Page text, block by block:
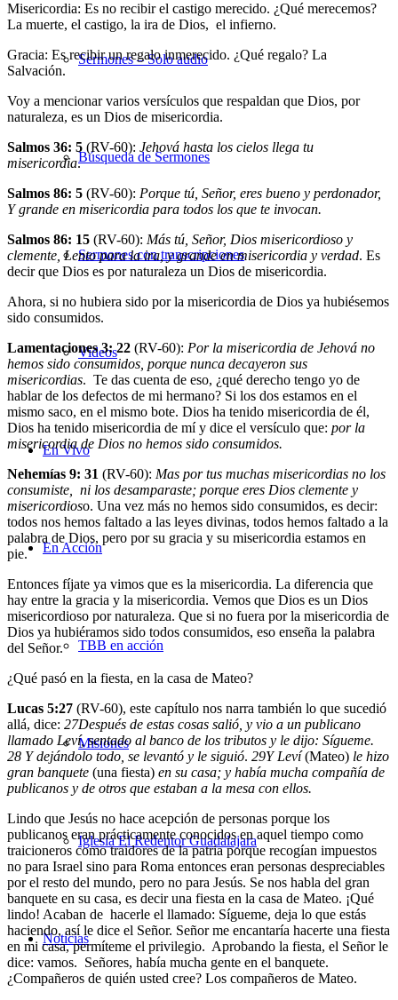
Sermones – Solo audio
Búsqueda de Sermones
Sermones con transcripciones
Videos
En Vivo
En Acción
TBB en acción
Misiones
Iglesia El Redentor Guadalajara
Noticias
Misericordia: Es no recibir el castigo merecido. ¿Qué merecemos?
La muerte, el castigo, la ira de Dios, el infierno.
Gracia: Es recibir un regalo inmerecido. ¿Qué regalo? La
Salvación.
Voy a mencionar varios versículos que respaldan que Dios, por
naturaleza, es un Dios de misericordia.
Salmos 36: 5 (RV-60): Jehová hasta los cielos llega tu
misericordia.
Salmos 86: 5 (RV-60): Porque tú, Señor, eres bueno y perdonador,
Y grande en misericordia para todos los que te invocan.
Salmos 86: 15 (RV-60): Más tú, Señor, Dios misericordioso y
clemente, Lento para la ira, y grande en misericordia y verdad. Es
decir que Dios es por naturaleza un Dios de misericordia.
Ahora, si no hubiera sido por la misericordia de Dios ya hubiésemos
sido consumidos.
Lamentaciones 3: 22 (RV-60): Por la misericordia de Jehová no
hemos sido consumidos, porque nunca decayeron sus
misericordias. Te das cuenta de eso, ¿qué derecho tengo yo de
hablar de los defectos de mi hermano? Si los dos estamos en el
mismo saco, en el mismo bote. Dios ha tenido misericordia de él,
Dios ha tenido misericordia de mí y dice el versículo que: por la
misericordia de Dios no hemos sido consumidos.
Nehemías 9: 31 (RV-60): Mas por tus muchas misericordias no los
consumiste, ni los desamparaste; porque eres Dios clemente y
misericordioso. Una vez más no hemos sido consumidos, es decir:
todos nos hemos faltado a las leyes divinas, todos hemos faltado a la
palabra de Dios, pero por su gracia y su misericordia estamos en
pie.
Entonces fíjate ya vimos que es la misericordia. La diferencia que
hay entre la gracia y la misericordia. Vemos que Dios es un Dios
misericordioso por naturaleza. Que si no fuera por la misericordia de
Dios ya hubiéramos sido todos consumidos, eso enseña la palabra
del Señor.
¿Qué pasó en la fiesta, en la casa de Mateo?
Lucas 5:27 (RV-60), este capítulo nos narra también lo que sucedió
allá, dice: 27Después de estas cosas salió, y vio a un publicano
llamado Leví, sentado al banco de los tributos y le dijo: Sígueme.
28 Y dejándolo todo, se levantó y le siguió. 29Y Leví(Mateo) le hizo
gran banquete (una fiesta) en su casa; y había mucha compañía de
publicanos y de otros que estaban a la mesa con ellos.
Lindo que Jesús no hace acepción de personas porque los
publicanos eran prácticamente conocidos en aquel tiempo como
traicioneros como traidores de la patria porque recogían impuestos
no para Israel sino para Roma entonces eran personas despreciables
por el resto del mundo, pero no para Jesús. Se nos habla del gran
banquete en su casa, es decir una fiesta en la casa de Mateo. ¡Qué
lindo! Acaban de hacerle el llamado: Sígueme, deja lo que estás
haciendo, así le dice el Señor. Señor me encantaría hacerte una fiesta
en mi casa, permíteme el privilegio. Aprobando la fiesta, el Señor le
dice: vamos. Señores, había mucha gente en el banquete.
¿Compañeros de quién usted cree? Los compañeros de Mateo.